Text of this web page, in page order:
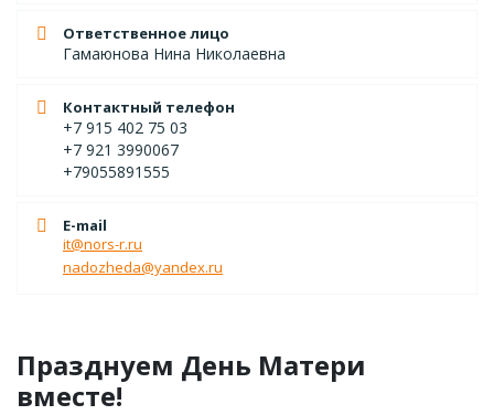
Ответственное лицо
Гамаюнова Нина Николаевна
Контактный телефон
+7 915 402 75 03
+7 921 3990067
+79055891555
E-mail
it@nors-r.ru
nadozheda@yandex.ru
Празднуем День Матери
вместе!